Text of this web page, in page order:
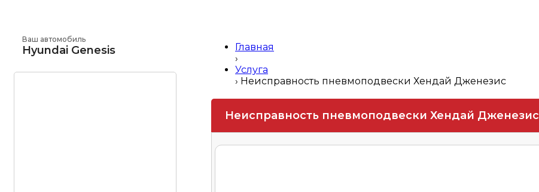
Ваш автомобиль
Hyundai Genesis
Главная
›
Услуга
› Неисправность пневмоподвески Хендай Дженезис
Неисправность пневмоподвески Хендай Дженезис